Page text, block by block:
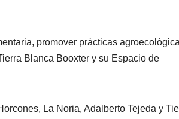
promover prácticas
Blanca Booxter y su Espacio de
La Noria, Adalberto Tejeda y